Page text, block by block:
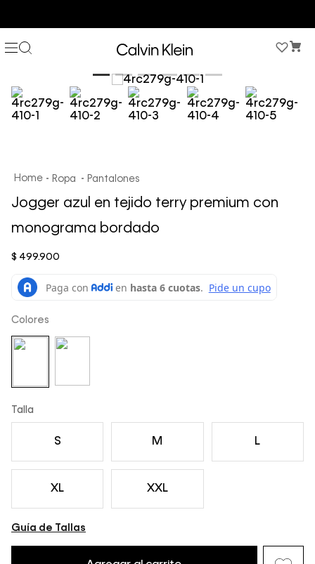
Ropa Pantalones
Jogger azul en tejido terry premium con
monograma bordado
$ 499.900
Colores
Talla
S M L
XL XXL
Guía de Tallas